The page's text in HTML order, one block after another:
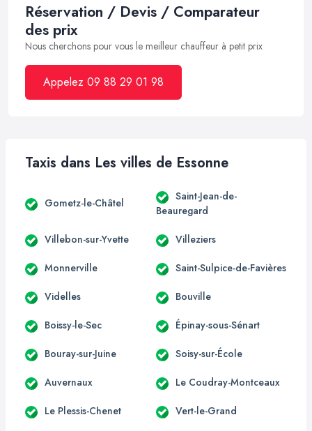
Réservation / Devis / Comparateur
des prix
Nous cherchons pour vous le meilleur chauffeur à petit prix
Appelez 09 88 29 01 98
Taxis dans Les villes de Essonne
Gometz-le-Châtel
Saint-Jean-de-
Beauregard
Villebon-sur-Yvette Villeziers
Monnerville Saint-Sulpice-de-Favières
Videlles Bouville
Boissy-le-Sec Épinay-sous-Sénart
Bouray-sur-Juine Soisy-sur-École
Auvernaux Le Coudray-Montceaux
Le Plessis-Chenet Vert-le-Grand